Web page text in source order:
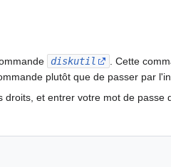
diskutil
. Cette
plutôt que de passer par
droits, et entrer votre mot de passe